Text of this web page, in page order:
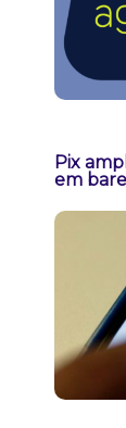
Pix
em